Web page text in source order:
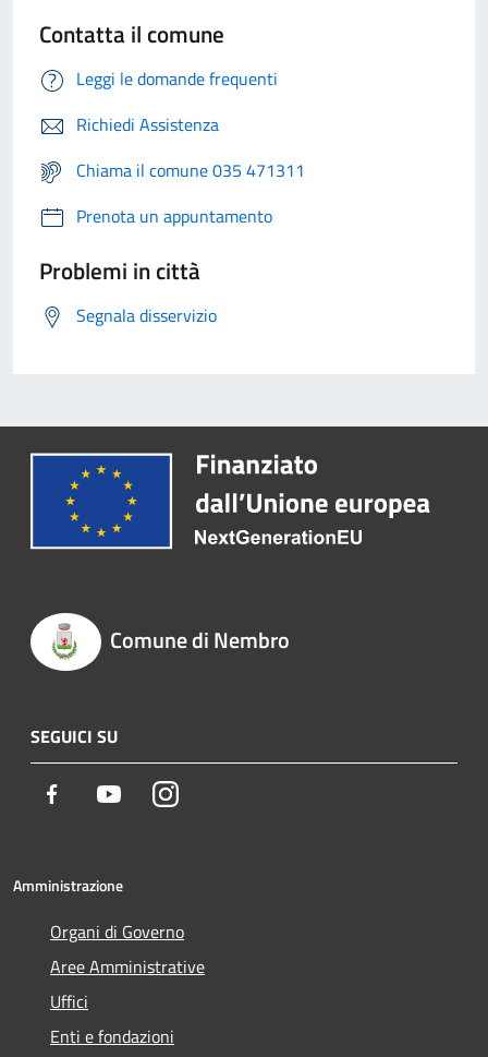
Contatta il comune
Leggi le domande frequenti
Richiedi Assistenza
Chiama il comune 035 471311
Prenota un appuntamento
Problemi in città
Segnala disservizio
Comune di Nembro
SEGUICI SU
Facebook YoutubeInstagram
Amministrazione
Organi di Governo
Aree Amministrative
Uffici
Enti e fondazioni